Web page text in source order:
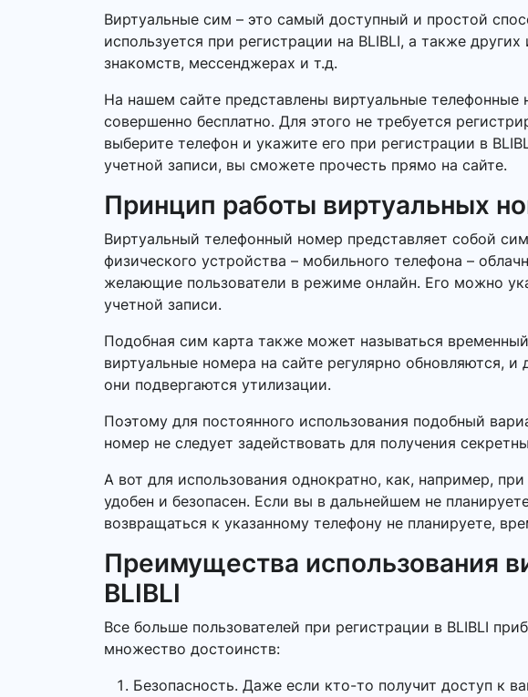
Виртуальные сим – это самый доступный и простой
используется при регистрации на BLIBLI, а также
знакомств, мессенджерах и т.д.
На нашем сайте представлены виртуальные
совершенно бесплатно. Для этого не требуется
выберите телефон и укажите его при регистрации в
учетной записи, вы сможете прочесть прямо на сайте.
Принцип работы виртуальных
Виртуальный телефонный номер представляет собой
физического устройства – мобильного телефона –
желающие пользователи в режиме онлайн. Его можно
учетной записи.
Подобная сим карта также может называться
виртуальные номера на сайте регулярно обновляются,
они подвергаются утилизации.
Поэтому для постоянного использования подобный
номер не следует задействовать для получения
А вот для использования однократно, как, например,
удобен и безопасен. Если вы в дальнейшем не
возвращаться к указанному телефону не планируете,
Преимущества использования
BLIBLI
Все больше пользователей при регистрации в BLIBLI
множество достоинств:
Безопасность. Даже если кто-то получит доступ к